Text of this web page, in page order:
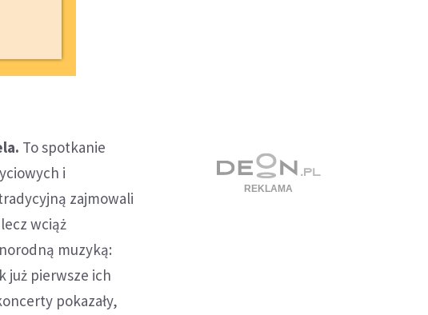
To spotkanie
i
zajmowali
wciąż
muzyką:
już pierwsze ich
pokazały,